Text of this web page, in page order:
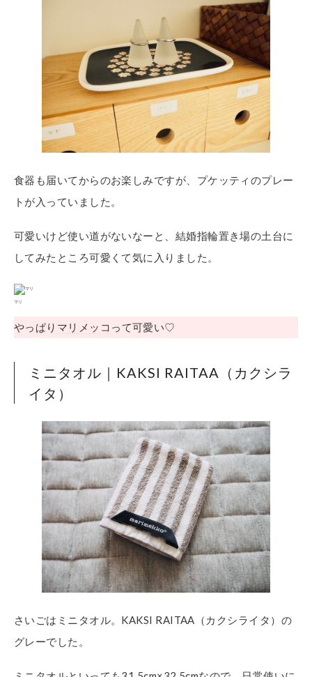
食器も届いてからのお楽しみですが、プケッティのプレー
トが入っていました。
可愛いけど使い道がないなーと、結婚指輪置き場の土台に
してみたところ可愛くて気に入りました。
マリ
やっぱり マリメッコ って可愛い♡
ミニタオル｜KAKSI RAITAA（カクシラ
イタ）
さいごはミニタオル。KAKSI RAITAA（カクシライタ）の
グレーでした。